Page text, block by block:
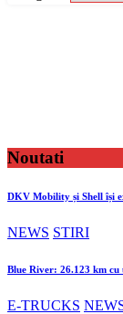
Noutati
DKV Mobility și Shell își
NEWS STIRI
Blue River: 26.123 km
E-TRUCKS